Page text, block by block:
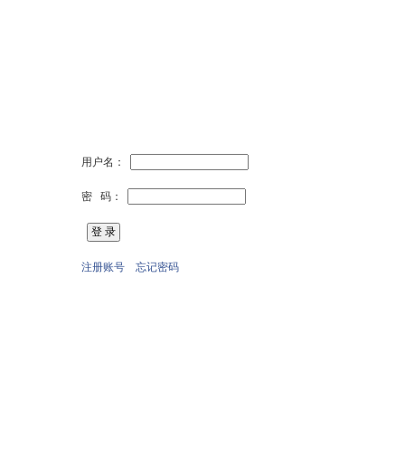
用户名：
密 码：
注册账号 忘记密码